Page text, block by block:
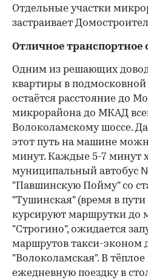
Отдельные участки
застраивает
00:00
Отличное транспортное
Одним из решающих
квартиры в подмосковной
остаётся расстояние до
микрорайона до МКАД
Волоколамскому шоссе.
этот путь на машине
минут. Каждые 5-7 минут
муниципальный автобус
"Павшинскую Пойму" со
"Тушинская" (время в пути
курсируют маршрутки до
"Строгино", ожидается
маршрутов такси-эконом
"Волоколамская". В тёплое
ежедневную поездку в